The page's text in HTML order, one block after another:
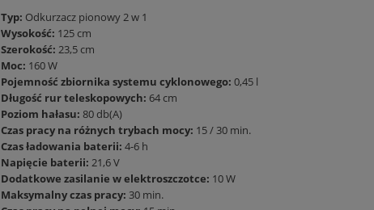
Typ: Odkurzacz pionowy 2 w 1
Wysokość: 125 cm
Szerokość: 23,5 cm
Moc: 160 W
Pojemność zbiornika systemu cyklonowego: 0,45 l
Długość rur teleskopowych: 64 cm
Poziom hałasu: 80 db(A)
Czas pracy na różnych trybach mocy: 15 / 30 min.
Czas ładowania baterii: 4-6 h
Napięcie baterii: 21,6 V
Dodatkowe zasilanie w elektroszczotce: 10 W
Maksymalny czas pracy: 30 min.